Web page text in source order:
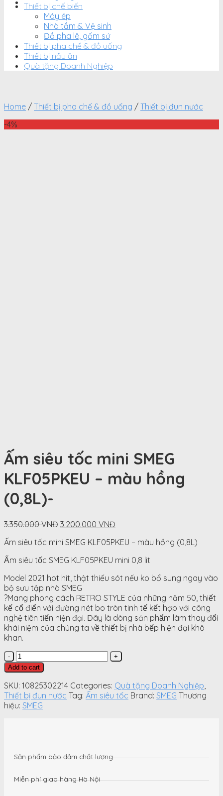
Thiết bị chế biến
Máy ép
Nhà tắm & Vệ sinh
Đồ pha lê, gốm sứ
Thiết bị pha chế & đồ uống
Thiết bị nấu ăn
Quà tặng Doanh Nghiệp
Home / Thiết bị pha chế & đồ uống / Thiết bị đun nước
-4%
Ấm siêu tốc mini SMEG
KLF05PKEU – màu hồng
(0,8L)-
3.350.000VNĐ Original
was:
VNĐ.
3.200.000 VNĐ
is:
VNĐ.
Ấm siêu tốc mini SMEG KLF05PKEU – màu hồng (0,8L)
Ấm siêu tốc SMEG KLF05PKEU mini 0,8 lit
Model 2021 hot hit, thật thiếu sót nếu ko bổ sung ngay vào
bộ sưu tập nhà SMEG
?Mang phong cách RETRO STYLE của những năm 50, thiết
kế cổ điển với đường nét bo tròn tinh tế kết hợp với công
nghệ tiên tiến hiện đại. Đây là dòng sản phẩm làm thay đổi
khái niệm của chúng ta về thiết bị nhà bếp hiện đại khô
khan.
Ấm
siêu
tốc
mini
SMEG
KLF05PKEU
quantity
Add to cart
SKU: 10825302214 Categories: Quà tặng Doanh Nghiệp
Thiết bị đun nước Tag: Ấm siêu tốc Brand: SMEG Thương
hiệu: SMEG
Sản phẩm bảo đảm chất lượng
Miễn phí giao hàng Hà Nội